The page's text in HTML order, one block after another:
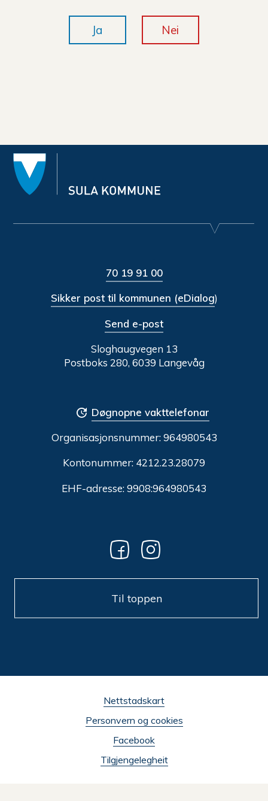
Ja Nei
70 19 91 00
Sikker post til kommunen (eDialog)
Send e-post
Sloghaugvegen 13
Postboks 280, 6039 Langevåg
Døgnopne vakttelefonar
Organisasjonsnummer:964980543
Kontonummer: 4212.23.28079
EHF-adresse: 9908:964980543
Til toppen
Nettstadskart
Personvern og cookies
Facebook
Tilgjengelegheit